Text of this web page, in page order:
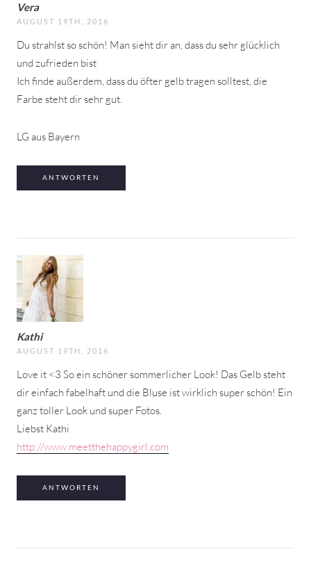
Vera
AUGUST 19TH, 2016
Du strahlst so schön! Man sieht dir an, dass du sehr glücklich
und zufrieden bist
Ich finde außerdem, dass du öfter gelb tragen solltest, die
Farbe steht dir sehr gut.
LG aus Bayern
ANTWORTEN
Kathi
AUGUST 19TH, 2016
Love it <3 So ein schöner sommerlicher Look! Das Gelb steht
dir einfach fabelhaft und die Bluse ist wirklich super schön! Ein
ganz toller Look und super Fotos.
Liebst Kathi
http://www.meetthehappygirl.com
ANTWORTEN